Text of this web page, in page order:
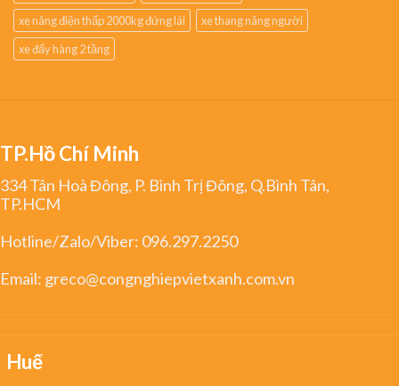
xe nâng điện thấp 2000kg đứng lái
xe thang nâng người
xe đẩy hàng 2 tầng
TP.Hồ Chí Minh
334 Tân Hoà Đông, P. Bình Trị Đông, Q.Bình Tân,
TP.HCM
Hotline/Zalo/Viber: 096.297.2250
Email: greco@congnghiepvietxanh.com.vn
Huế